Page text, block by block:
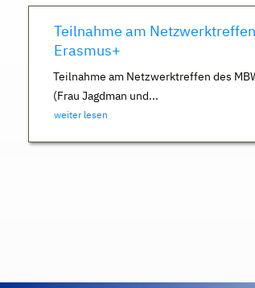
Teilnahme am
Erasmus+
Teilnahme am Netzwerktreffen des
(Frau Jagdman und...
weiter lesen